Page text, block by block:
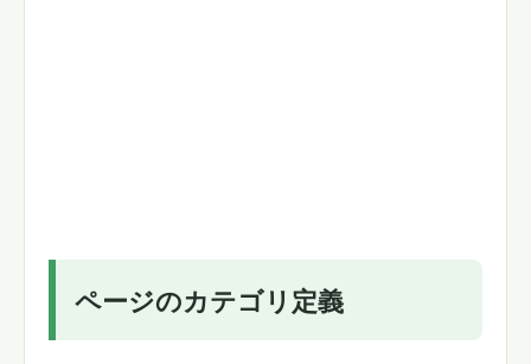
ページのカテゴリ定義